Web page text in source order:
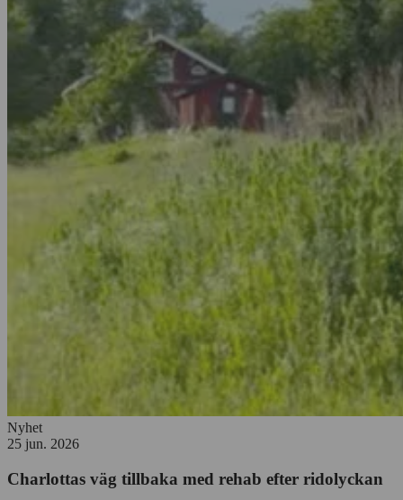
Nyhet
25 jun. 2026
Charlottas väg tillbaka med rehab efter ridolyckan